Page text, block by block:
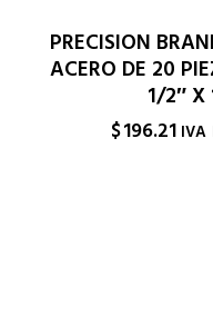
PRECISION
ACERO DE 20
1/2″ X
$196.21 IVA